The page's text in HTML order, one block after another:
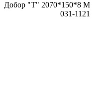
Добор "Т" 2070*150*8 М
031-1121